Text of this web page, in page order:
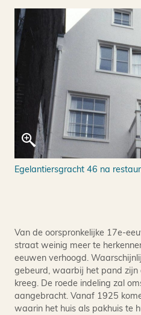
Egelantiersgracht 46 na
Van de oorspronkelijke 17e-
straat weinig meer te
eeuwen verhoogd.
gebeurd, waarbij het pand
kreeg. De roede indeling zal
aangebracht. Vanaf 1925
waarin het huis als pakhuis te